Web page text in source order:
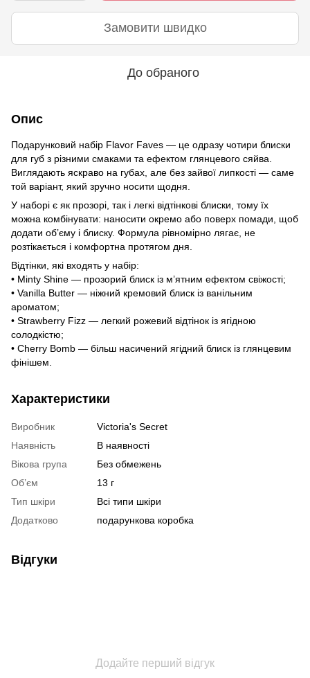
Замовити швидко
До обраного
Опис
Подарунковий набір Flavor Faves — це одразу чотири блиски
для губ з різними смаками та ефектом глянцевого сяйва.
Виглядають яскраво на губах, але без зайвої липкості — саме
той варіант, який зручно носити щодня.
У наборі є як прозорі, так і легкі відтінкові блиски, тому їх
можна комбінувати: наносити окремо або поверх помади, щоб
додати об’єму і блиску. Формула рівномірно лягає, не
розтікається і комфортна протягом дня.
Відтінки, які входять у набір:
• Minty Shine — прозорий блиск із м’ятним ефектом свіжості;
• Vanilla Butter — ніжний кремовий блиск із ванільним
ароматом;
• Strawberry Fizz — легкий рожевий відтінок із ягідною
солодкістю;
• Cherry Bomb — більш насичений ягідний блиск із глянцевим
фінішем.
Характеристики
Виробник
Victoria's Secret
Наявність
В наявності
Вікова група
Без обмежень
Об’єм
13 г
Тип шкіри
Всі типи шкіри
Додатково
подарункова коробка
Відгуки
Додайте перший відгук